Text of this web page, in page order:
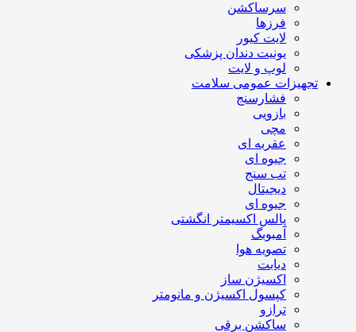
سرساکشن
فرزها
لایت کیور
یونیت دندان پزشکی
لوپ و لایت
تجهیزات عمومی سلامت
فشارسنج
بازویی
مچی
عقربه ای
جیوه ای
تب سنج
دیجیتال
جیوه ای
پالس اکسیمتر انگشتی
آمبوبگ
تصویه هوا
دیابت
اکسیژن ساز
کپسول اکسیژن و مانومتر
ترازو
ساکشن برقی